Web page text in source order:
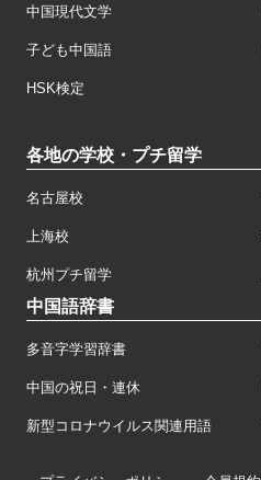
中国現代文学
子ども中国語
HSK検定
各地の学校・プチ留学
名古屋校
上海校
杭州プチ留学
中国語辞書
多音字学習辞書
中国の祝日・連休
新型コロナウイルス関連用語